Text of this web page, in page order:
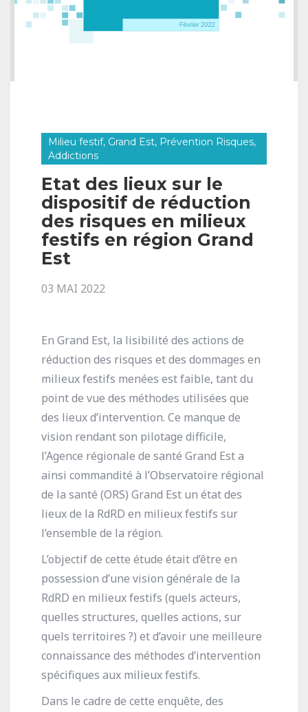
Milieu festif, Grand Est, Prévention Risques,
Addictions
Etat des lieux sur le
dispositif de réduction
des risques en milieux
festifs en région Grand
Est
03 MAI 2022
En Grand Est, la lisibilité des actions de
réduction des risques et des dommages en
milieux festifs menées est faible, tant du
point de vue des méthodes utilisées que
des lieux d’intervention. Ce manque de
vision rendant son pilotage difficile,
l’Agence régionale de santé Grand Est a
ainsi commandité à l’Observatoire régional
de la santé (ORS) Grand Est un état des
lieux de la RdRD en milieux festifs sur
l’ensemble de la région.
L’objectif de cette étude était d’être en
possession d’une vision générale de la
RdRD en milieux festifs (quels acteurs,
quelles structures, quelles actions, sur
quels territoires ?) et d’avoir une meilleure
connaissance des méthodes d’intervention
spécifiques aux milieux festifs.
Dans le cadre de cette enquête, des